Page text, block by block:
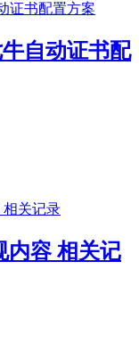
自动证书配
内容 相关记